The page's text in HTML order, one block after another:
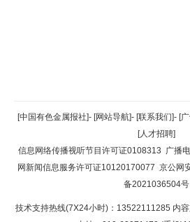
返回顶部
返回首页
[中国有色金属报社]- [网站导航]- [联系我们]- [
[人才招聘]
信息网络传播视听节目许可证0108313 广播
网新闻信息服务许可证10120170077 京公网
备2021036504号
技术支持热线(7X24小时)：13522111285 内